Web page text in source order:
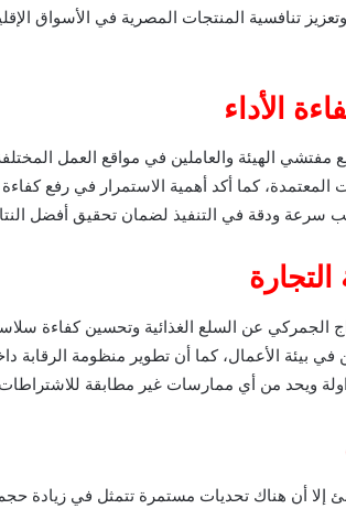
تنافسية المنتجات المصرية في الأسواق
الأداء
الهيئة والعاملين في مواقع العمل
المعتمدة، كما أكد أهمية الاستمرار في رفع كفاءة
سرعة ودقة في التنفيذ لضمان تحقيق أفضل
الجمركي عن السلع الغذائية وتحسين كفاءة
في بيئة الأعمال، كما أن تطوير منظومة الرقابة
ويحد من أي ممارسات غير مطابقة
إلا أن هناك تحديات مستمرة تتمثل في زيادة